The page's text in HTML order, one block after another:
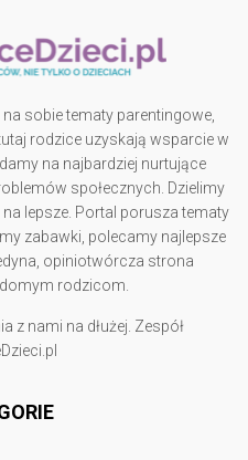
sobie tematy parentingowe,
rodzice uzyskają wsparcie w
na najbardziej nurtujące
społecznych. Dzielimy
lepsze. Portal porusza tematy
zabawki, polecamy najlepsze
opiniotwórcza strona
rodzicom.
z nami na dłużej. Zespół